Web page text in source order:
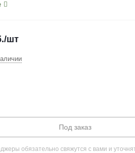
/шт
Под заказ
обязательно свяжутся с вами и